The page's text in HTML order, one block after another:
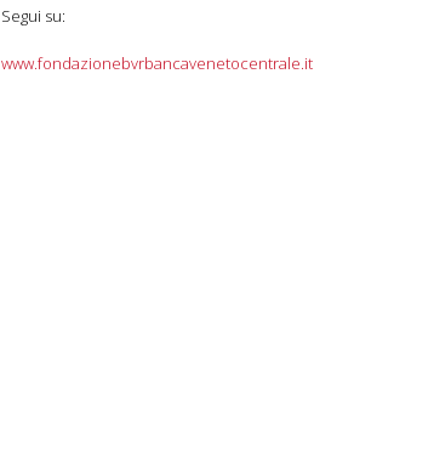
Segui su:
www.fondazionebvrbancavenetocentrale.it